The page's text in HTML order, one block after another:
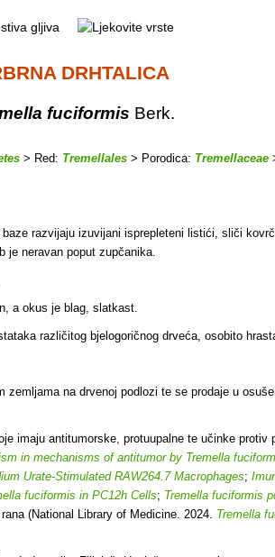
DRHTALICA
fuciformis Berk.
> Red: Tremellales > Porodica: Tremellaceae
razvijaju izuvijani isprepleteni listići, sliči
je neravan poput zupčanika.
a okus je blag, slatkast.
različitog bjelogoričnog drveća, osobito
zemljama na drvenoj podlozi te se prodaje u
imaju antitumorske, protuupalne te učinke
in mechanisms of antitumor by Tremella
Urate-Stimulated RAW264.7 Macrophages;
fuciformis in PC12h Cells; Tremella fuciformis
(National Library of Medicine. 2024. Tremella